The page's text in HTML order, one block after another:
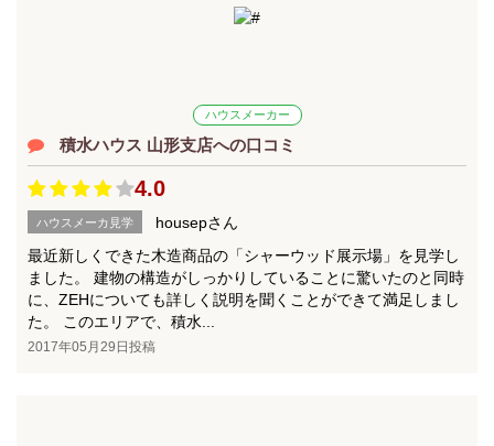
ハウスメーカー
積水ハウス 山形支店への口コミ
4.0
ハウスメーカ見学
housepさん
最近新しくできた木造商品の「シャーウッド展示場」を見学し
ました。 建物の構造がしっかりしていることに驚いたのと同時
に、ZEHについても詳しく説明を聞くことができて満足しまし
た。 このエリアで、積水...
2017年05月29日投稿